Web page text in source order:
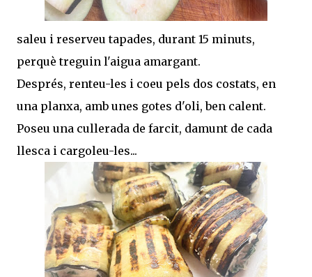
saleu i reserveu tapades, durant 15 minuts,
perquè treguin l'aigua amargant.
Després, renteu-les i coeu pels dos costats, en
una planxa, amb unes gotes d'oli, ben calent.
Poseu una cullerada de farcit, damunt de cada
llesca i cargoleu-les...